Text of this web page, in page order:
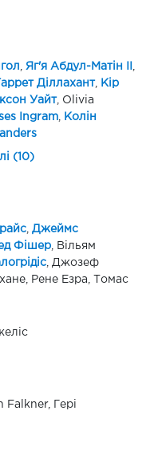
Яг'я Абдул-Матін II
Діллахант,
Кір
Уайт, Olivia
Ingram,
Колін
(10)
, Джеймс
Фішер, Вільям
, Джозеф
Рене Езра, Томас
Falkner, Гері